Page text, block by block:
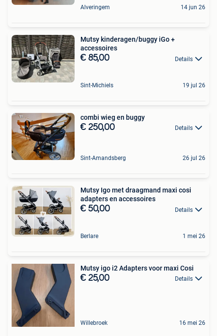
Alveringem 14 jun 26
Mutsy kinderagen/buggy iGo +
accessoires
€ 85,00 Details
Sint-Michiels 19 jul 26
combi wieg en buggy
€ 250,00 Details
Sint-Amandsberg 26 jul 26
Mutsy Igo met draagmand maxi cosi
adapters en accessoires
€ 50,00 Details
Berlare 1 mei 26
Mutsy igo i2 Adapters voor maxi Cosi
€ 25,00 Details
Willebroek 16 mei 26